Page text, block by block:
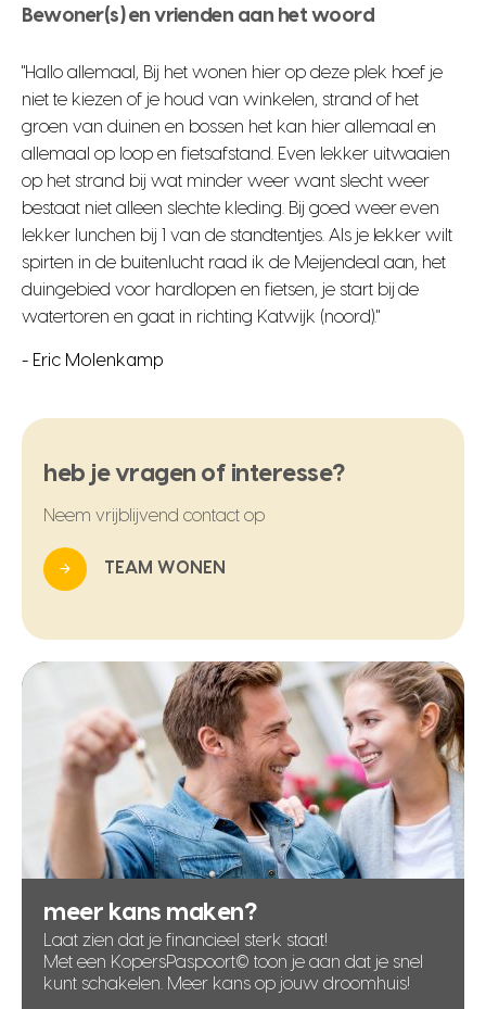
Bewoner(s) en vrienden aan het woord
"Hallo allemaal, Bij het wonen hier op deze plek hoef je
niet te kiezen of je houd van winkelen, strand of het
groen van duinen en bossen het kan hier allemaal en
allemaal op loop en fietsafstand. Even lekker uitwaaien
op het strand bij wat minder weer want slecht weer
bestaat niet alleen slechte kleding. Bij goed weer even
lekker lunchen bij 1 van de standtentjes. Als je lekker wilt
spirten in de buitenlucht raad ik de Meijendeal aan, het
duingebied voor hardlopen en fietsen, je start bij de
watertoren en gaat in richting Katwijk (noord)."
- Eric Molenkamp
heb je vragen of interesse?
Neem vrijblijvend contact op
TEAM WONEN
meer kans maken?
Laat zien dat je financieel sterk staat!
Met een KopersPaspoort© toon je aan dat je snel
kunt schakelen. Meer kans op jouw droomhuis!